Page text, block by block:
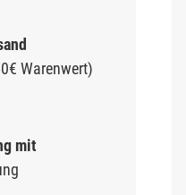
Warenwert)
mit